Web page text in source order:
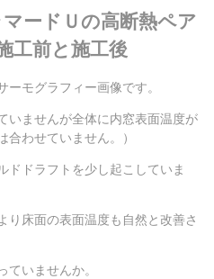
ードＵの高断熱ペア
工前と施工後
モグラフィー画像です。
いませんが全体に内窓表面温度が
合わせていません。）
ドドラフトを少し起こしていま
り床面の表面温度も自然と改善さ
ていませんか。